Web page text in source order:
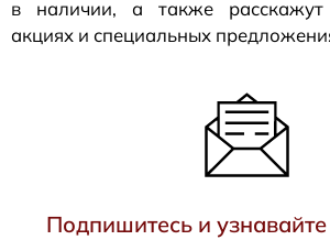
в наличии, а также
акциях и специальных
Подпишитесь и